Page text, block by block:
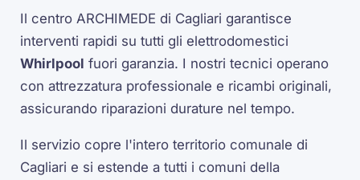
Il centro ARCHIMEDE di Cagliari garantisce
interventi rapidi su tutti gli elettrodomestici
Whirlpool fuori garanzia. I nostri tecnici operano
con attrezzatura professionale e ricambi originali,
assicurando riparazioni durature nel tempo.
Il servizio copre l'intero territorio comunale di
Cagliari e si estende a tutti i comuni della